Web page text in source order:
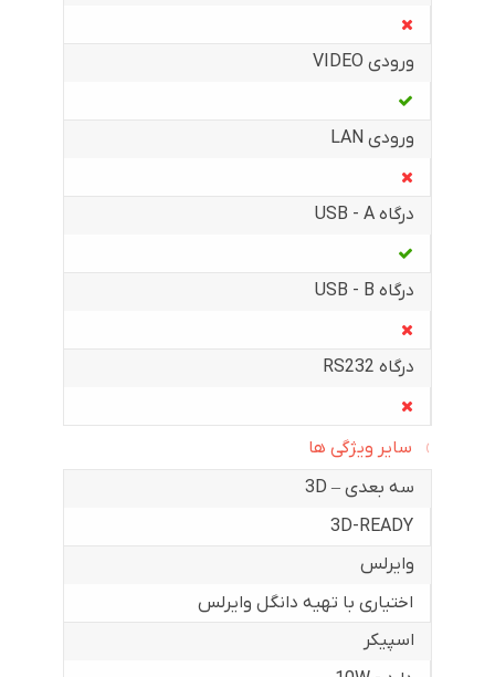
ورودی VIDEO
ورودی LAN
درگاه USB - A
درگاه USB - B
درگاه RS232
سایر ویژگی ها
سه بعدی – 3D
3D-READY
وایرلس
اختیاری با تهیه دانگل وایرلس
اسپیکر